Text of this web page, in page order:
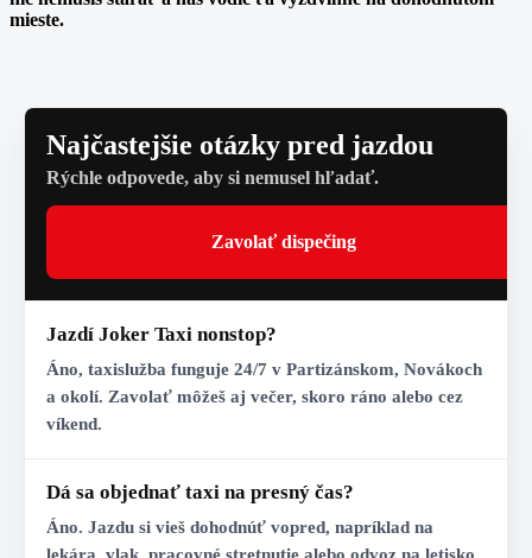
mieste.
Najčastejšie otázky pred jazdou
Rýchle odpovede, aby si nemusel hľadať.
Zavolať dispečing
Jazdí Joker Taxi nonstop?
Áno, taxislužba funguje 24/7 v Partizánskom, Novákoch
a okolí. Zavolať môžeš aj večer, skoro ráno alebo cez
víkend.
Dá sa objednať taxi na presný čas?
Áno. Jazdu si vieš dohodnúť vopred, napríklad na